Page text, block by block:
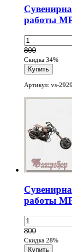
работы
800
Скидка 34%
Артикул: vs-
работы
800
Скидка 28%